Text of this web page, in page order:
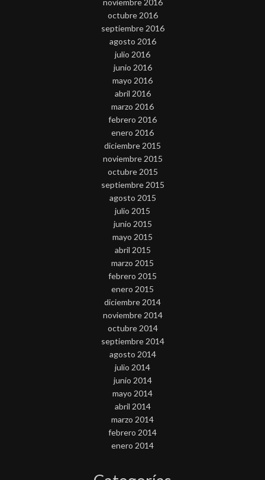
noviembre 2016
octubre 2016
septiembre 2016
agosto 2016
julio 2016
junio 2016
mayo 2016
abril 2016
marzo 2016
febrero 2016
enero 2016
diciembre 2015
noviembre 2015
octubre 2015
septiembre 2015
agosto 2015
julio 2015
junio 2015
mayo 2015
abril 2015
marzo 2015
febrero 2015
enero 2015
diciembre 2014
noviembre 2014
octubre 2014
septiembre 2014
agosto 2014
julio 2014
junio 2014
mayo 2014
abril 2014
marzo 2014
febrero 2014
enero 2014